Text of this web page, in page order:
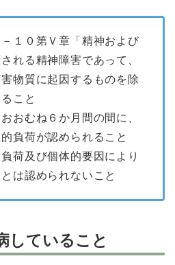
１０第Ｖ章「精神および
れる精神障害であって、
物質に起因するものを除
こと
おむね６か月間の間に、
負荷が認められること
荷及び個体的要因により
は認められないこと
していること